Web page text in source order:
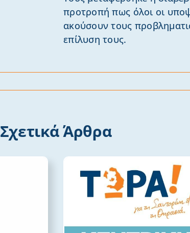
προτροπή πως όλοι οι
ακούσουν τους
επίλυση τους.
Σχετικά Άρθρα